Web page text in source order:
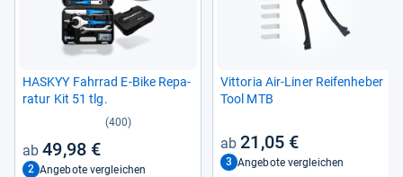
HAS­KYY Fahr­rad E-​Bike Repa­
ra­tur Kit 51 tlg.
(400)
49,98 €
2 Angebote vergleichen
Vit­to­ria Air-​Liner Rei­fen­he­ber
Tool MTB
21,05 €
3 Angebote vergleichen